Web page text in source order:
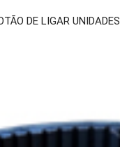
DE LIGAR UNIDADES